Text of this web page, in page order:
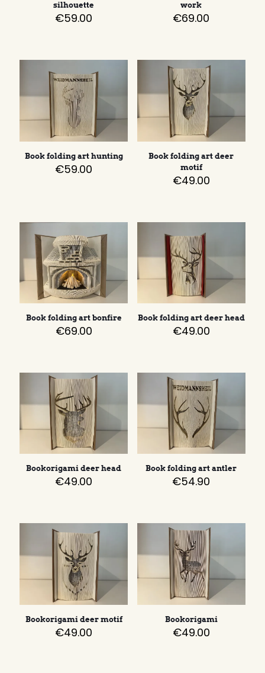
silhouette
€59.00
work
€69.00
Book folding art hunting
€59.00
Book folding art deer
motif
€49.00
Book folding art bonfire
€69.00
Book folding art deer head
€49.00
Bookorigami deer head
€49.00
Book folding art antler
€54.90
Bookorigami deer motif
€49.00
Bookorigami
€49.00